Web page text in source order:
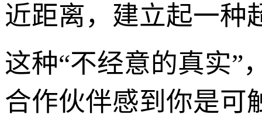
近距离，建立起一种
这种“不经意的真实”
合作伙伴感到你是可